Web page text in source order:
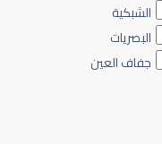
الشبكية
البصريات
جفاف العين